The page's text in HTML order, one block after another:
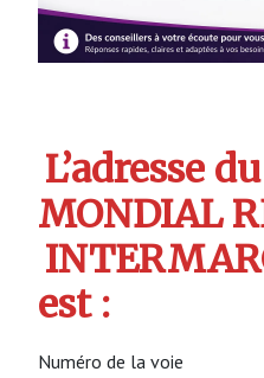
L’adresse
MONDIAL
est :
Numéro de la voie